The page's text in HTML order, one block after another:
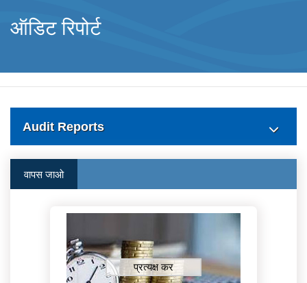
ऑडिट रिपोर्ट
Audit Reports
वापस जाओ
प्रत्यक्ष कर